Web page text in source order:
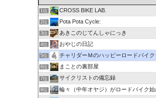
1位 CROSS BIKE LAB.
2位 Pota Pota Cycle:
3位 あきこのじてんしゃにっき
4位 おやじの日記
5位 チャリダーＭのハッピーロードバイク
6位 まことの裏部屋
7位 サイクリストの備忘録
8位
輪々（中年オヤジ）がロードバイク始